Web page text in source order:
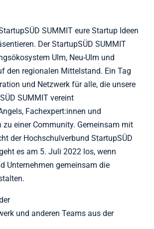
SUMMIT eure Startup Ideen
Der StartupSÜD SUMMIT
Ulm, Neu-Ulm und
den regionalen Mittelstand. Ein Tag
und Netzwerk für alle, die unsere
SUMMIT vereint
Fachexpert:innen und
einer Community. Gemeinsam mit
der Hochschulverbund StartupSÜD
es am 5. Juli 2022 los, wenn
Unternehmen gemeinsam die
und anderen Teams aus der